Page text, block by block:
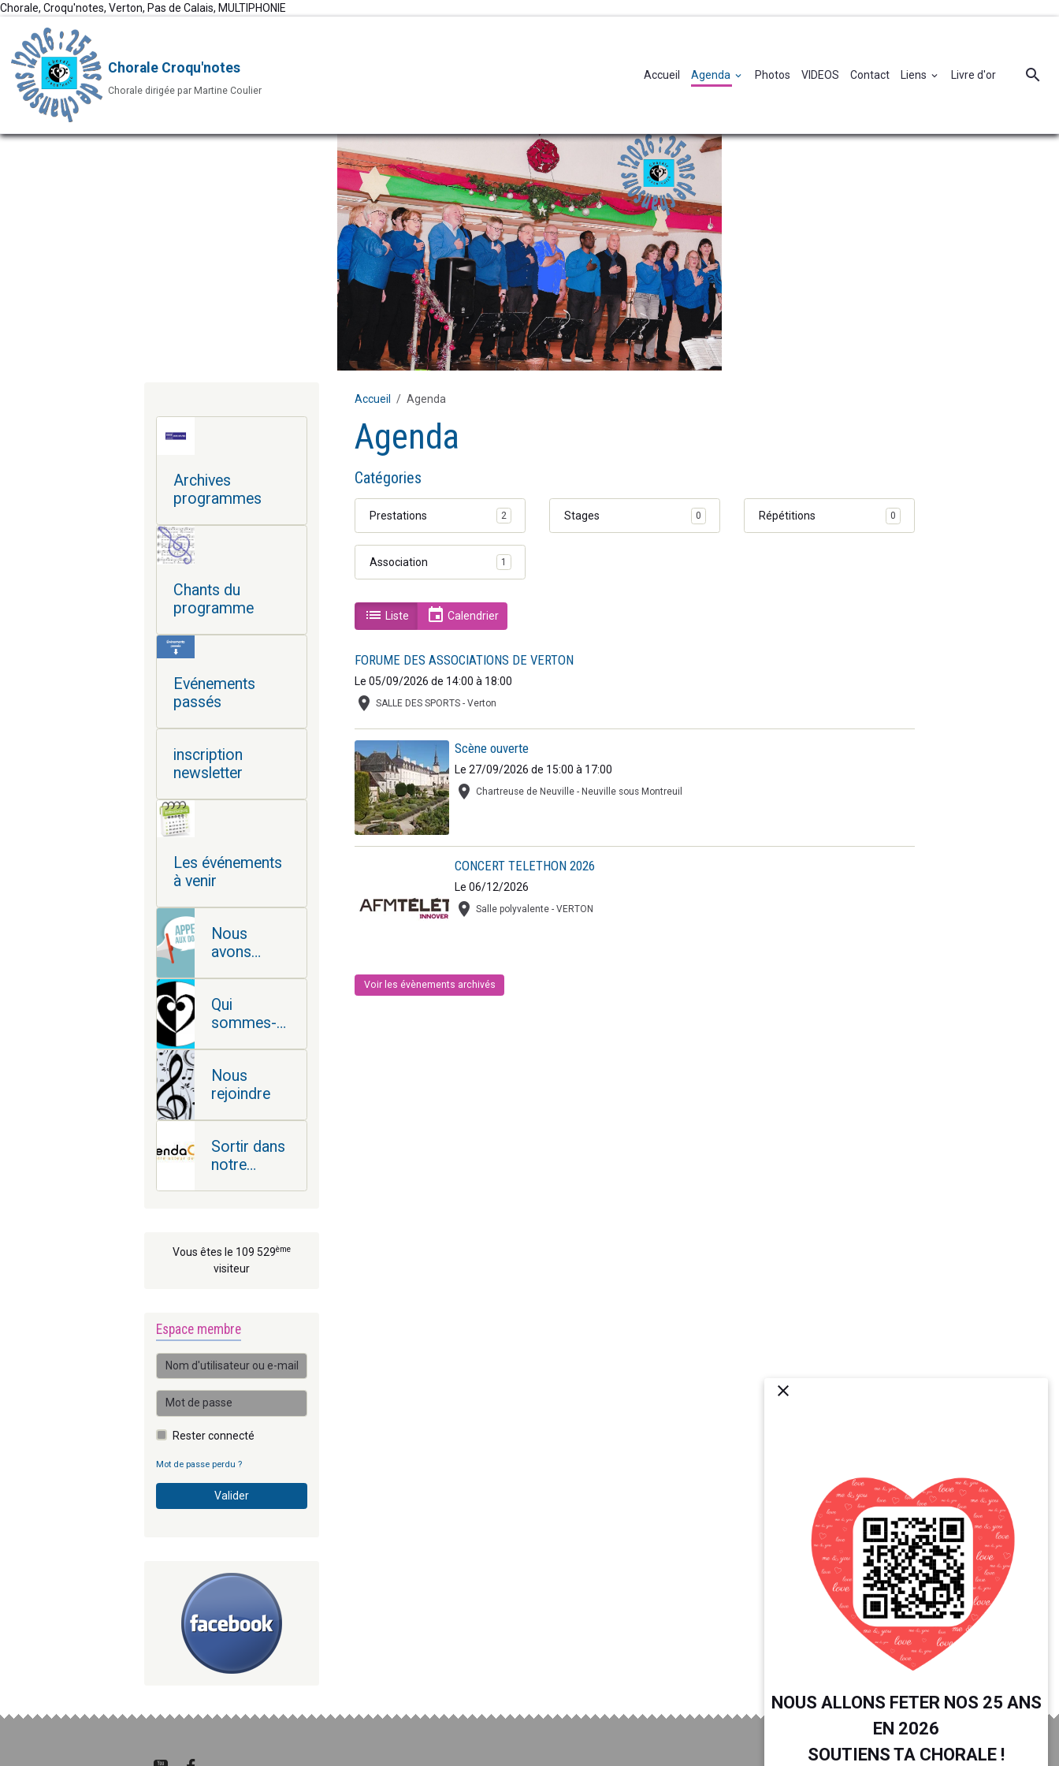
Chorale, Croqu'notes, Verton, Pas de Calais, MULTIPHONIE
Chorale Croqu'notes
Chorale dirigée par Martine Coulier
Accueil Agenda Photos VIDEOS Contact Liens Livre d'or
Accueil Agenda
Agenda
Catégories
Prestations 2 Stages 0 Répétitions 0
Association 1
Liste Calendrier
FORUME DES ASSOCIATIONS DE VERTON
Le 05/09/2026 de 14:00 à 18:00
SALLE DES SPORTS - Verton
Scène ouverte
Le 27/09/2026 de 15:00 à 17:00
Chartreuse de Neuville - Neuville sous Montreuil
CONCERT TELETHON 2026
Le 06/12/2026
Salle polyvalente - VERTON
Voir les évènements archivés
NOUS ALLONS FETER NOS 25 ANS
EN 2026
SOUTIENS TA CHORALE !
Archives
programmes
Chants du
programme
Evénements
passés
inscription
newsletter
Les événements
à venir
Nous
avons
Qui
sommes-
Nous
rejoindre
Sortir dans
notre
Vous êtes le 109 529ème
visiteur
Espace membre
Rester connecté
Mot de passe perdu ?
Valider